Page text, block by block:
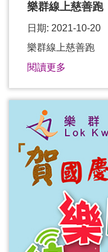
樂群線上慈善跑
日期: 2021-10-20
樂群線上慈善跑
閱讀更多